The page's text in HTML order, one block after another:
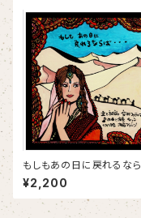
もしもあの日に戻れるなら
ば・・・朗読&BGM CD
¥2,200